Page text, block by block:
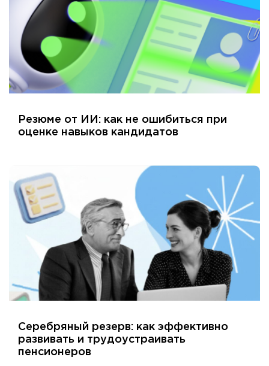
Резюме от ИИ: как не ошибиться при
оценке навыков кандидатов
Серебряный резерв: как эффективно
развивать и трудоустраивать
пенсионеров